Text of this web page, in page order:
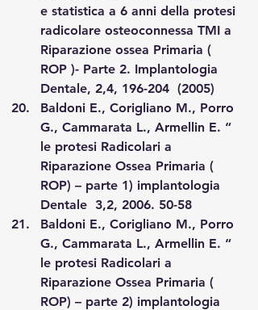
e statistica a 6 anni della protesi
radicolare osteoconnessa TMI a
Riparazione ossea Primaria (
ROP )- Parte 2. Implantologia
Dentale, 2,4, 196-204  (2005)
Baldoni E., Corigliano M., Porro
G., Cammarata L., Armellin E. “
le protesi Radicolari a
Riparazione Ossea Primaria (
ROP) – parte 1) implantologia
Dentale  3,2, 2006. 50-58
Baldoni E., Corigliano M., Porro
G., Cammarata L., Armellin E. “
le protesi Radicolari a
Riparazione Ossea Primaria (
ROP) – parte 2) implantologia